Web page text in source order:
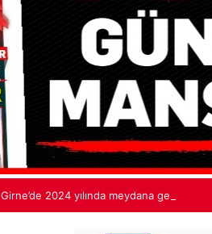
Girne’de 2024 yılında meydana gelen